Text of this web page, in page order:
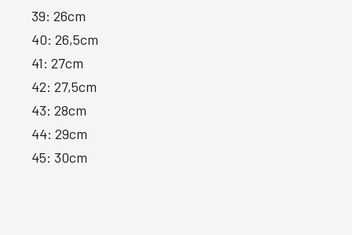
39: 26cm
40: 26,5cm
41: 27cm
42: 27,5cm
43: 28cm
44: 29cm
45: 30cm